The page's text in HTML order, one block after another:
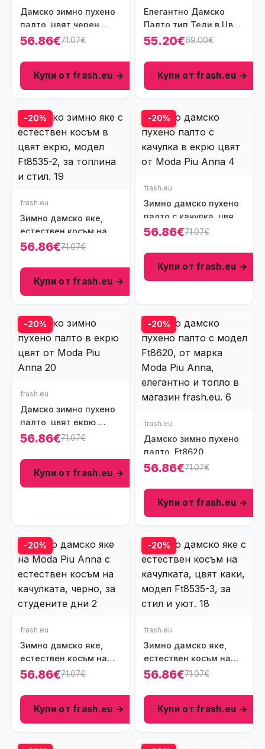
Дамско зимно пухено
палто, цвят черен,
Ft8621
56.86€71.07€
Купи от frash.eu →
Елегантно Дамско
Палто тип Теди в Цвят
Шоколад – Класическа
Ft8759
55.20€69.00€
Купи от frash.eu →
-20%
frash.eu
Зимно дамско яке,
естествен косъм на
качулката, цвят екрю,
56.86€71.07€
Купи от frash.eu →
-20%
frash.eu
Зимно дамско пухено
палто с качулка, цвят
екрю, Ft8588
56.86€71.07€
Купи от frash.eu →
-20%
frash.eu
Дамско зимно пухено
палто, цвят екрю,
Ft8620-1
56.86€71.07€
Купи от frash.eu →
-20%
frash.eu
Дамско зимно пухено
палто, Ft8620
56.86€71.07€
Купи от frash.eu →
-20%
frash.eu
Зимно дамско яке,
естествен косъм на
качулката, цвят черен,
56.86€71.07€
Купи от frash.eu →
-20%
frash.eu
Зимно дамско яке,
естествен косъм на
качулката, цвят каки,
56.86€71.07€
Купи от frash.eu →